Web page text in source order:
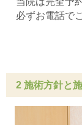
必ずお電話で
2 施術方針と